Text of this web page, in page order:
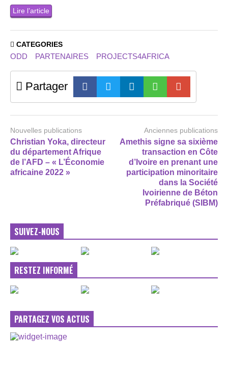
Lire l’article
CATEGORIES
ODD PARTENAIRES PROJECTS4AFRICA
Partager
Nouvelles publications
Christian Yoka, directeur
du département Afrique
de l’AFD – « L’Économie
africaine 2022 »
Anciennes publications
Amethis signe sa sixième
transaction en Côte
d’Ivoire en prenant une
participation minoritaire
dans la Société
Ivoirienne de Béton
Préfabriqué (SIBM)
SUIVEZ-NOUS
RESTEZ INFORMÉ
PARTAGEZ VOS ACTUS